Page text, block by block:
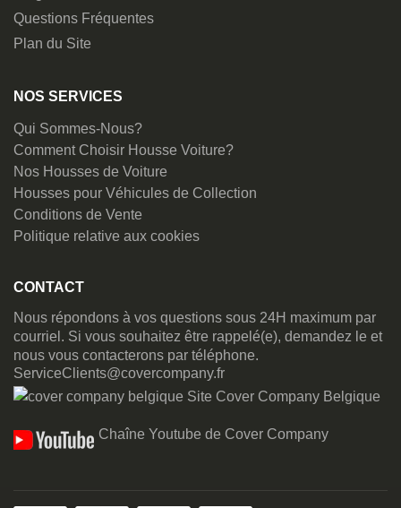
Questions Fréquentes
Plan du Site
NOS SERVICES
Qui Sommes-Nous?
Comment Choisir Housse Voiture?
Nos Housses de Voiture
Housses pour Véhicules de Collection
Conditions de Vente
Politique relative aux cookies
CONTACT
Nous répondons à vos questions sous 24H maximum par
courriel. Si vous souhaitez être rappelé(e), demandez le et
nous vous contacterons par téléphone.
ServiceClients@covercompany.fr
Site Cover Company Belgique
Chaîne Youtube de Cover Company